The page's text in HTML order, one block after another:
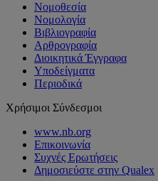
Νομοθεσία
Νομολογία
Βιβλιογραφία
Αρθρογραφία
Διοικητικά Έγγραφα
Υποδείγματα
Περιοδικά
Χρήσιμοι Σύνδεσμοι
www.nb.org
Επικοινωνία
Συχνές Ερωτήσεις
Δημοσιεύστε στην Qualex